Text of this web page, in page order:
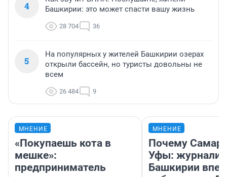
4
Башкирии: это может спасти вашу жизнь
28 704 36
5
На популярных у жителей Башкирии озерах
открыли бассейн, но туристы довольны не
всем
26 484 9
МНЕНИЕ
«Покупаешь кота в
мешке»:
предприниматель
МНЕНИЕ
Почему
Уфы:
Башкирии